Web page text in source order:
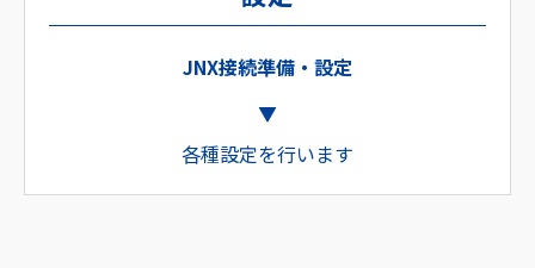
JNX接続準備・設定
各種設定を行います